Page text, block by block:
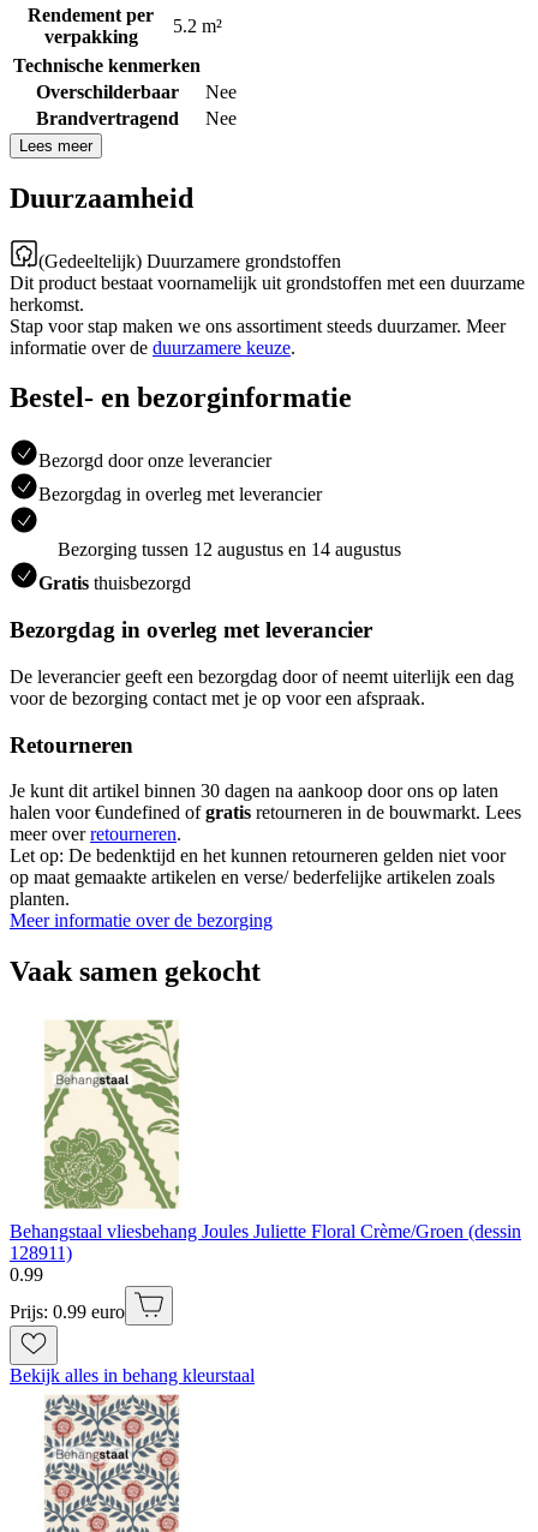
Rendement per
verpakking
5.2 m²
Technische kenmerken
Overschilderbaar
Nee
Brandvertragend
Nee
Lees meer
Duurzaamheid
(Gedeeltelijk) Duurzamere grondstoffen
Dit product bestaat voornamelijk uit grondstoffen met een duurzame
herkomst.
Stap voor stap maken we ons assortiment steeds duurzamer. Meer
informatie over de duurzamere keuze.
Bestel- en bezorginformatie
Bezorgd door onze leverancier
Bezorgdag in overleg met leverancier
Bezorging tussen 12 augustus en 14 augustus
Gratis thuisbezorgd
Bezorgdag in overleg met leverancier
De leverancier geeft een bezorgdag door of neemt uiterlijk een dag
voor de bezorging contact met je op voor een afspraak.
Retourneren
Je kunt dit artikel binnen 30 dagen na aankoop door ons op laten
halen voor €undefined ofgratis retourneren in de bouwmarkt. Lees
meer overretourneren.
Let op: De bedenktijd en het kunnen retourneren gelden niet voor
op maat gemaakte artikelen en verse/ bederfelijke artikelen zoals
planten.
Meer informatie over de bezorging
Vaak samen gekocht
Behangstaal vliesbehang Joules Juliette Floral Crème/Groen (dessin
128911)
0.99
Prijs: 0.99 euro
Bekijk alles in behang kleurstaal